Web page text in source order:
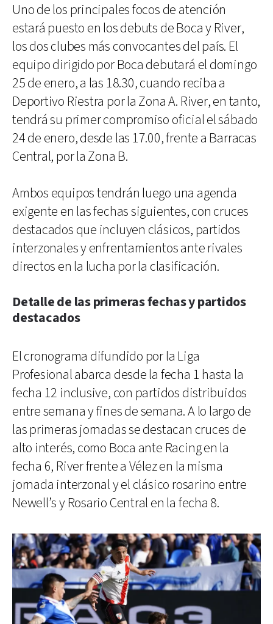
Uno de los principales focos de atención
estará puesto en los debuts de Boca y River,
los dos clubes más convocantes del país. El
equipo dirigido por Boca debutará el domingo
25 de enero, a las 18.30, cuando reciba a
Deportivo Riestra por la Zona A. River, en tanto,
tendrá su primer compromiso oficial el sábado
24 de enero, desde las 17.00, frente a Barracas
Central, por la Zona B.
Ambos equipos tendrán luego una agenda
exigente en las fechas siguientes, con cruces
destacados que incluyen clásicos, partidos
interzonales y enfrentamientos ante rivales
directos en la lucha por la clasificación.
Detalle de las primeras fechas y partidos
destacados
El cronograma difundido por la Liga
Profesional abarca desde la fecha 1 hasta la
fecha 12 inclusive, con partidos distribuidos
entre semana y fines de semana. A lo largo de
las primeras jornadas se destacan cruces de
alto interés, como Boca ante Racing en la
fecha 6, River frente a Vélez en la misma
jornada interzonal y el clásico rosarino entre
Newell’s y Rosario Central en la fecha 8.